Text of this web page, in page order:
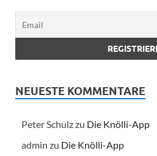
NEUESTE KOMMENTARE
Peter Schulzzu Die Knölli-App
admin zu Die Knölli-App